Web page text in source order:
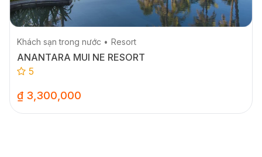
Khách sạn trong nước Resort
ANANTARA MUI NE RESORT
5
₫ 3,300,000